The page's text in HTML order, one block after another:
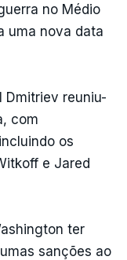
no Médio
uma nova data
Dmitriev reuniu-
com
os
e Jared
ter
sanções ao